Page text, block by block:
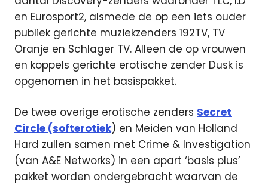
en Eurosport2, alsmede de op een iets ouder
publiek gerichte muziekzenders 192TV, TV
Oranje en Schlager TV. Alleen de op vrouwen
en koppels gerichte erotische zender Dusk is
opgenomen in het basispakket.
De twee overige erotische zenders Secret
Circle (softerotiek) en Meiden van Holland
Hard zullen samen met Crime & Investigation
(van A&E Networks) in een apart ‘basis plus’
pakket worden ondergebracht waarvan de